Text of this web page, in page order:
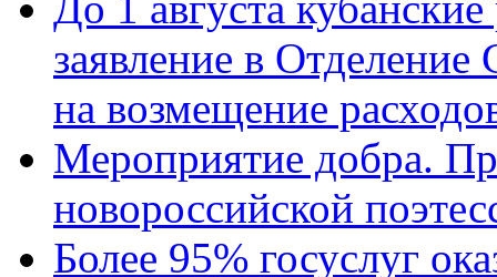
заявление в
на возмещение
Мероприятие добра.
новороссийской
Более 95% госуслуг